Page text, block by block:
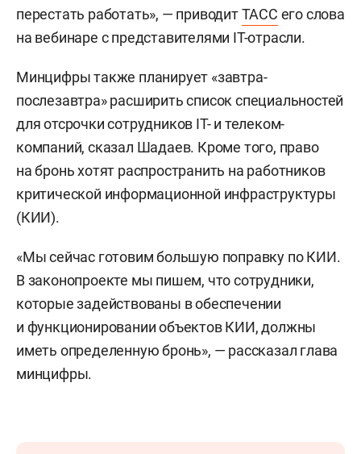
перестать работать», — приводитТАСС его слова
на вебинаре с представителями IТ-отрасли.
Минцифры также планирует «завтра-
послезавтра» расширить список специальностей
для отсрочки сотрудников IТ- и телеком-
компаний, сказал Шадаев. Кроме того, право
на бронь хотят распространить на работников
критической информационной инфраструктуры
(КИИ).
«Мы сейчас готовим большую поправку по КИИ.
В законопроекте мы пишем, что сотрудники,
которые задействованы в обеспечении
и функционировании объектов КИИ, должны
иметь определенную бронь», — рассказал глава
минцифры.